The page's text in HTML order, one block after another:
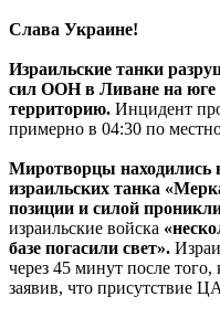
Слава Украине!
Израильские танки
сил ООН в Ливане на юге
территорию. Инцидент
примерно в 04:30 по
Миротворцы находились
израильских танка
позиции и силой
израильские войска
базе погасили свет».
через 45 минут после
заявив, что присутствие